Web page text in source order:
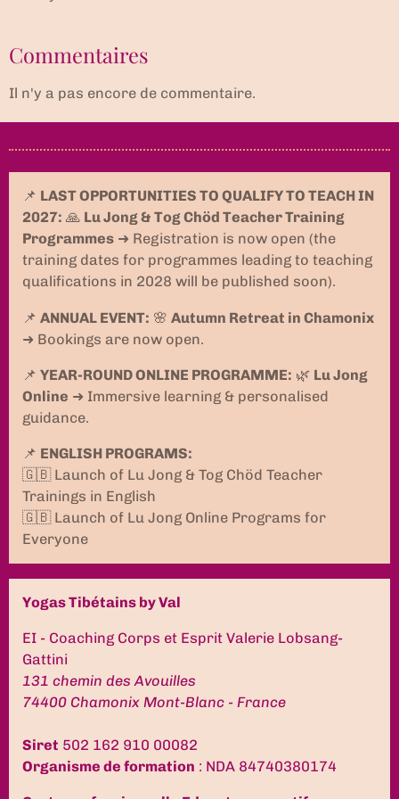
Commentaires
Il n'y a pas encore de commentaire.
📌 LAST OPPORTUNITIES TO QUALIFY TO TEACH IN
2027: 🙏 Lu Jong & Tog Chöd Teacher Training
Programmes ➜ Registration is now open (the
training dates for programmes leading to teaching
qualifications in 2028 will be published soon).
📌 ANNUAL EVENT: 🌸 Autumn Retreat in Chamonix
➜ Bookings are now open.
📌 YEAR-ROUND ONLINE PROGRAMME: 🌿 Lu Jong
Online ➜ Immersive learning & personalised
guidance.
📌 ENGLISH PROGRAMS:
🇬🇧 Launch of Lu Jong & Tog Chöd Teacher
Trainings in English
🇬🇧 Launch of Lu Jong Online Programs for
Everyone
Yogas Tibétains by Val
EI - Coaching Corps et Esprit Valerie Lobsang-
Gattini
131 chemin des Avouilles
74400 Chamonix Mont-Blanc - France
Siret 502 162 910 00082
Organisme de formation : NDA 84740380174